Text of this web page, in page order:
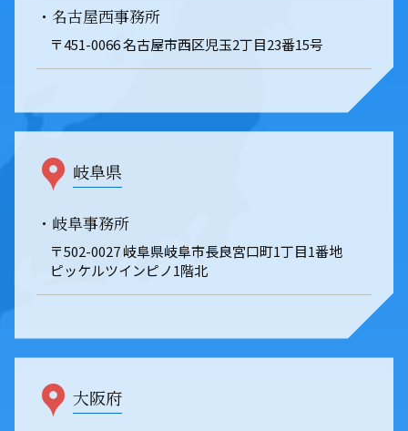
・名古屋西事務所
〒451-0066 名古屋市西区児玉2丁目23番15号
岐阜県
・岐阜事務所
〒502-0027 岐阜県岐阜市長良宮口町1丁目1番地
ピッケルツインピノ1階北
大阪府